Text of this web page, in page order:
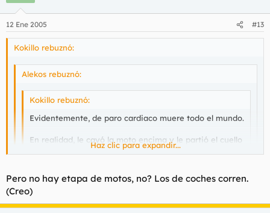
12 Ene 2005 #13
Kokillo rebuznó:
Alekos rebuznó:
Kokillo rebuznó:
Evidentemente, de paro cardiaco muere todo el mundo.
En realidad, le cayó la moto encima y le partió el cuello
segun ha dicho Arcarons esta noche, amigo intimo
Y no era "un piloto", era Meoni cojones, un respeto!
Haz clic para expandir...
Haz clic para expandir...
Pero no hay etapa de motos, no? Los de coches corren.
(Creo)